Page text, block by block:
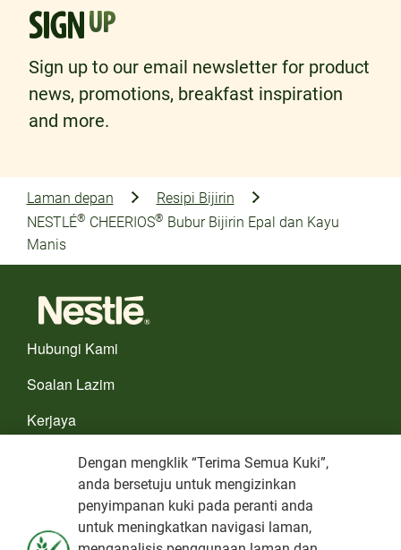
SIGNUP
Sign up to our email newsletter for product
news, promotions, breakfast inspiration
and more.
Laman depan
Resipi Bijirin
NESTLÉ® CHEERIOS® Bubur Bijirin Epal dan Kayu
Manis
Hubungi Kami
Soalan Lazim
Kerjaya
Terma dan Syarat
Notis Privasi
Dengan mengklik “Terima Semua Kuki”,
anda bersetuju untuk mengizinkan
penyimpanan kuki pada peranti anda
untuk meningkatkan navigasi laman,